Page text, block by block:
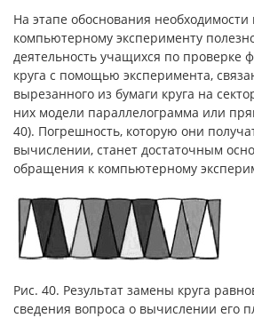
На этапе обоснования необходимости
компьютерному эксперименту
деятельность учащихся по проверке
круга с помощью эксперимента,
вырезанного из бумаги круга на
них модели параллелограмма или
40). Погрешность, которую они
вычислении, станет достаточным
обращения к компьютерному
Рис. 40. Результат замены круга
сведения вопроса о вычислении его